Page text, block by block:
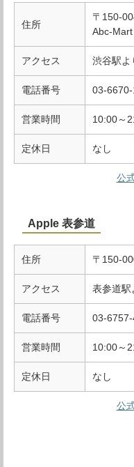
住所
〒150-
Abc-
アクセス 渋谷駅よ
電話番号 03-
営業時間 10:00～
定休日 なし
公
Apple 表参道
住所 〒150-
アクセス 表参道駅
電話番号 03-
営業時間 10:00～
定休日 なし
公